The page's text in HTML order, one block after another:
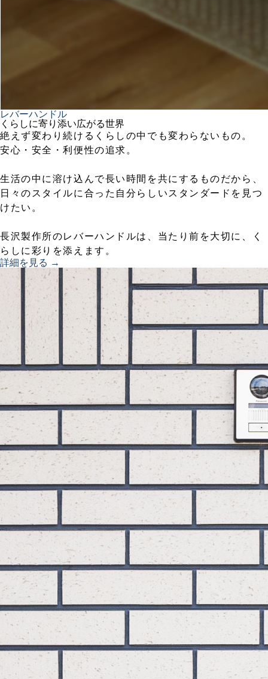
レバーハンドル
くらしに寄り添い広がる世界
絶えず変わり続けるくらしの中でも変わらないもの。
安心・安全・利便性の追求。
生活の中に溶け込んで長い時間を共にするものだから、
日々のスタイルに合った自分らしいスタンダードを見つ
けたい。
長沢製作所のレバーハンドルは、当たり前を大切に、く
らしに彩りを添えます。
詳細を見る →